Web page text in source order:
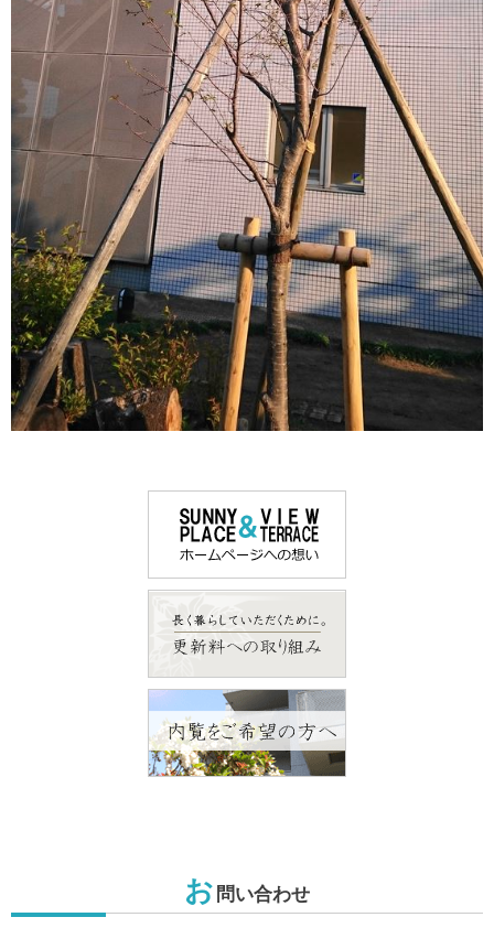
お問い合わせ